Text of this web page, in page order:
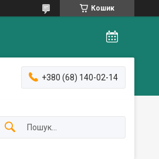
Кошик
+380 (68) 140-02-14